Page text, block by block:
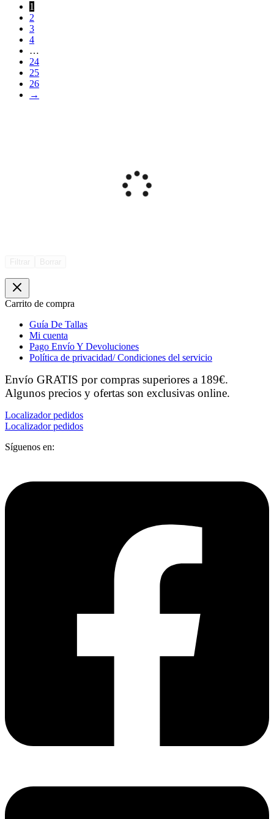
1
2
3
4
…
24
25
26
→
Carrito de compra
Guía De Tallas
Mi cuenta
Pago Envío Y Devoluciones
Política de privacidad/ Condiciones del servicio
Envío GRATIS por compras superiores a 189€.
Algunos precios y ofertas son exclusivas online.
Localizador pedidos
Localizador pedidos
Síguenos en: